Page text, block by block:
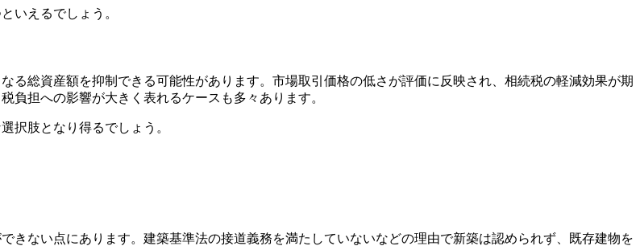
いえるでしょう。
る総資産額を抑制できる可能性があります。市場取引価格の低さが評価に反映され、相続税の軽減効果が期
負担への影響が大きく表れるケースも多々あります。
択肢となり得るでしょう。
きない点にあります。建築基準法の接道義務を満たしていないなどの理由で新築は認められず、既存建物を